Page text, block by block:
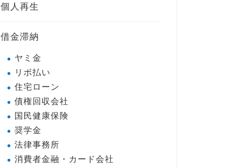
個人再生
借金滞納
ヤミ金
リボ払い
住宅ローン
債権回収会社
国民健康保険
奨学金
法律事務所
消費者金融・カード会社